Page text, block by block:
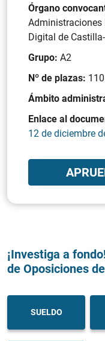
Órgano
Digital de
Grupo: A2
Nº de plazas: 110
Ámbito
Enlace al
12 de diciembre
¡Investiga a
de Oposiciones
SUELDO